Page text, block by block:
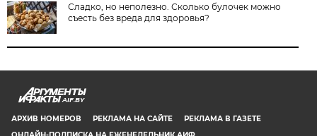
Сладко, но неполезно. Сколько булочек можно
съесть без вреда для здоровья?
AIF.BY
АРХИВ НОМЕРОВ РЕКЛАМА НА САЙТЕ
РЕКЛАМА В ГАЗЕТЕ